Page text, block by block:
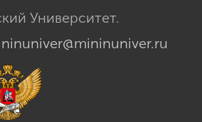
Университет.